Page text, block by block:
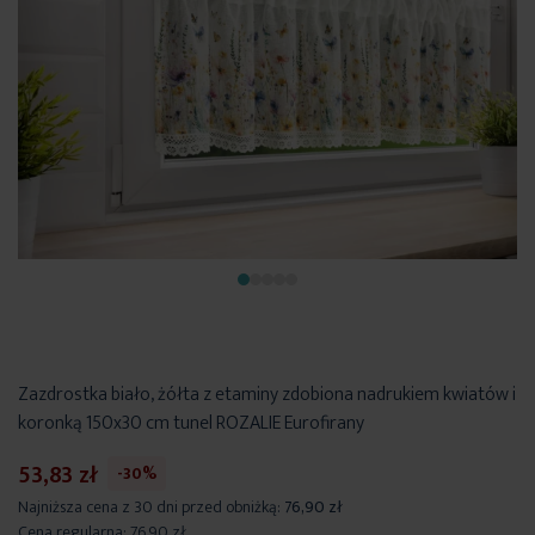
Zazdrostka biało, żółta z etaminy zdobiona nadrukiem kwiatów i
koronką 150x30 cm tunel ROZALIE Eurofirany
53,83 zł
-30%
Najniższa cena z 30 dni przed obniżką: 76,90 zł